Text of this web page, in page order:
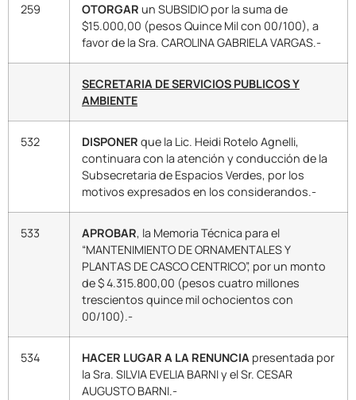
259 OTORGAR un SUBSIDIO por la suma de
$15.000,00 (pesos Quince Mil con 00/100), a
favor de la Sra. CAROLINA GABRIELA VARGAS.-
SECRETARIA DE SERVICIOS PUBLICOS Y
AMBIENTE
532 DISPONER que la Lic. Heidi Rotelo Agnelli,
continuara con la atención y conducción de la
Subsecretaria de Espacios Verdes, por los
motivos expresados en los considerandos.-
533 APROBAR, la Memoria Técnica para el
“MANTENIMIENTO DE ORNAMENTALES Y
PLANTAS DE CASCO CENTRICO”, por un monto
de $ 4.315.800,00 (pesos cuatro millones
trescientos quince mil ochocientos con
00/100).-
534 HACER LUGAR A LA RENUNCIA presentada por
la Sra. SILVIA EVELIA BARNI y el Sr. CESAR
AUGUSTO BARNI.-